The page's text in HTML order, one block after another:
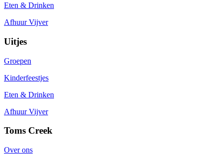
Eten & Drinken
Afhuur Vijver
Uitjes
Groepen
Kinderfeestjes
Eten & Drinken
Afhuur Vijver
Toms Creek
Over ons